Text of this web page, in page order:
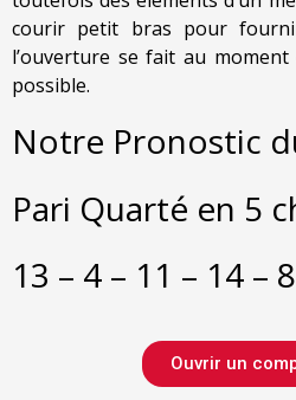
courir petit bras pour
l’ouverture se fait au
possible.
Notre Pronostic
Pari Quarté en 5
13 – 4 – 11 – 14 – 8
Ouvrir un